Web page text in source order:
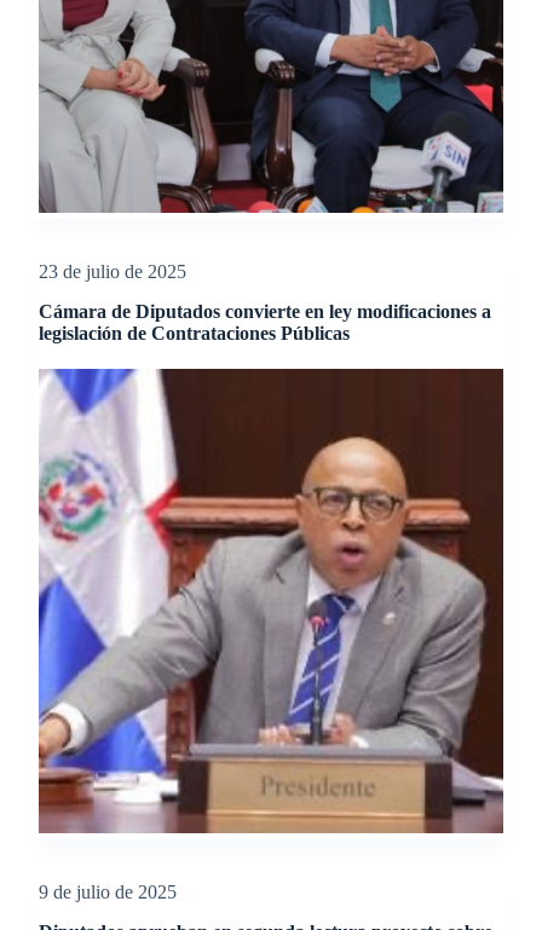
23 de julio de 2025
Cámara de Diputados convierte en ley modificaciones a
legislación de Contrataciones Públicas
9 de julio de 2025